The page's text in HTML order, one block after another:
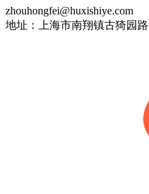
zhouhongfei@huxishiye.com
地址：上海市南翔镇古猗园